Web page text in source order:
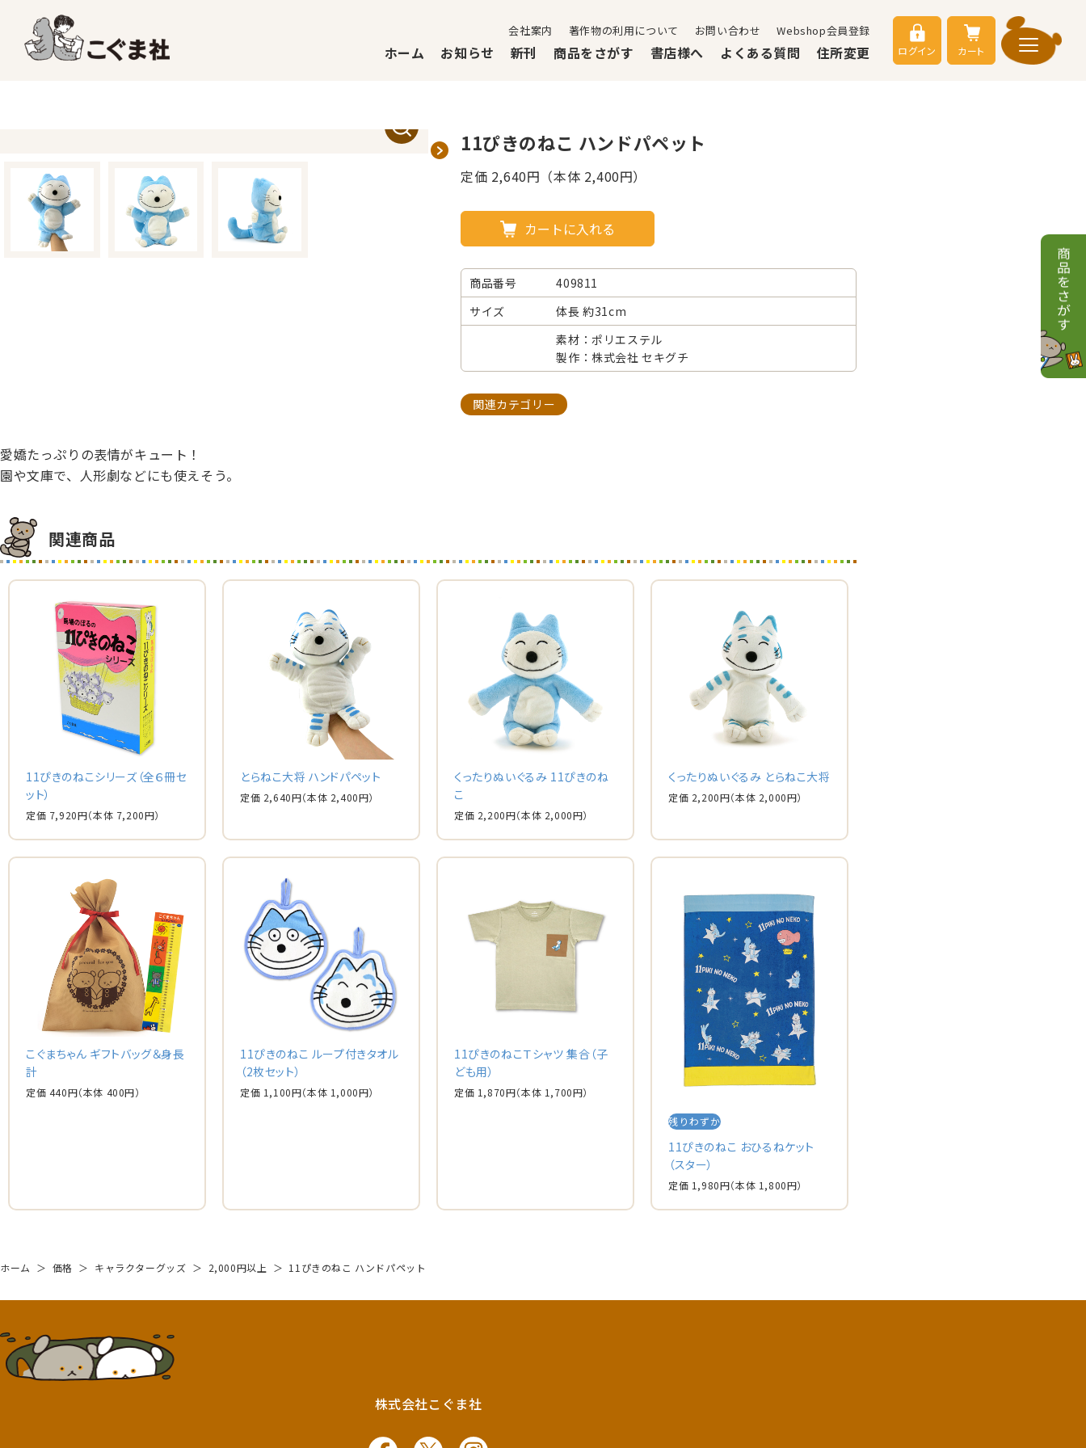
会社案内 著作物の利用について お問い合わせ Webshop会員登録
ホーム お知らせ 新刊 商品をさがす 書店様へ よくある質問 住所変更 ログイン カート
11ぴきのねこ ハンドパペット
定価 2,640円（本体 2,400円）
カートに入れる
商品番号
409811
サイズ
体長 約31cm
素材：ポリエステル
製作：株式会社 セキグチ
関連カテゴリー
愛嬌たっぷりの表情がキュート！
園や文庫で、人形劇などにも使えそう。
関連商品
11ぴきのねこシリーズ（全６冊セ
ット）
定価 7,920円（本体 7,200円）
とらねこ大将 ハンドパペット
定価 2,640円（本体 2,400円）
くったりぬいぐるみ 11ぴきのね
こ
定価 2,200円（本体 2,000円）
くったりぬいぐるみ とらねこ大将
定価 2,200円（本体 2,000円）
こぐまちゃん ギフトバッグ＆身長
計
定価 440円（本体 400円）
11ぴきのねこ ループ付きタオル
（2枚セット）
定価 1,100円（本体 1,000円）
11ぴきのねこＴシャツ 集合（子
ども用）
定価 1,870円（本体 1,700円）
残りわずか
11ぴきのねこ おひるねケット
（スター）
定価 1,980円（本体 1,800円）
ホーム ＞ 価格 ＞ キャラクターグッズ ＞ 2,000円以上 ＞ 11ぴきのねこ ハンドパペット
株式会社こぐま社